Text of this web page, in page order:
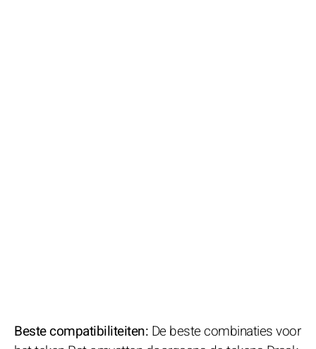
Beste compatibiliteiten: De beste combinaties voor